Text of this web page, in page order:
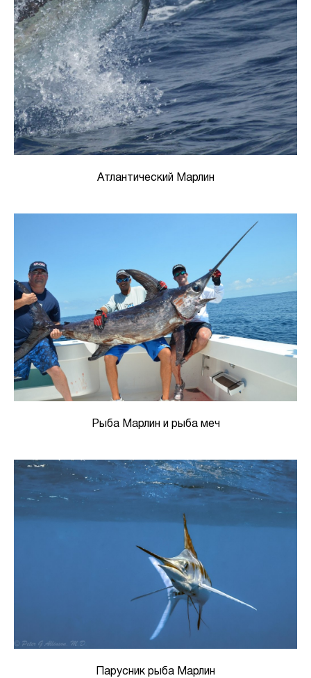
Атлантический Марлин
Рыба Марлин и рыба меч
Парусник рыба Марлин